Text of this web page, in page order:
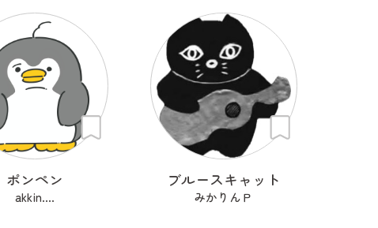
ポンペン
akkin....
ブルースキャット
みかりんＰ